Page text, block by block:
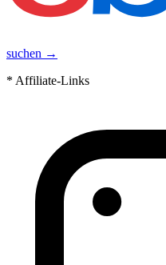
suchen →
* Affiliate-Links